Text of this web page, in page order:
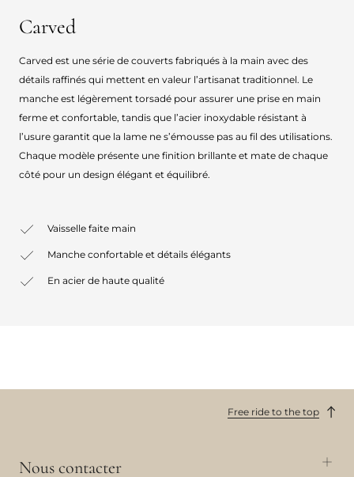
Carved
Carved est une série de couverts fabriqués à la main avec des
détails raffinés qui mettent en valeur l’artisanat traditionnel. Le
manche est légèrement torsadé pour assurer une prise en main
ferme et confortable, tandis que l’acier inoxydable résistant à
l’usure garantit que la lame ne s’émousse pas au fil des utilisations.
Chaque modèle présente une finition brillante et mate de chaque
côté pour un design élégant et équilibré.
Vaisselle faite main
Manche confortable et détails élégants
En acier de haute qualité
Free ride to the top
Nous contacter